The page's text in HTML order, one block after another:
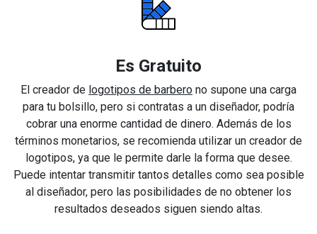
Es Gratuito
El creador de logotipos de barbero no supone una carga
para tu bolsillo, pero si contratas a un diseñador, podría
cobrar una enorme cantidad de dinero. Además de los
términos monetarios, se recomienda utilizar un creador de
logotipos, ya que le permite darle la forma que desee.
Puede intentar transmitir tantos detalles como sea posible
al diseñador, pero las posibilidades de no obtener los
resultados deseados siguen siendo altas.